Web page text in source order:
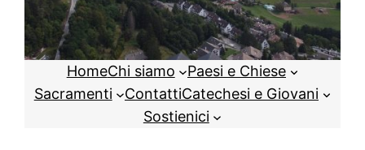
HomeChi siamo
Paesi e Chiese
Sacramenti
ContattiCatechesi e Giovani
Sostienici